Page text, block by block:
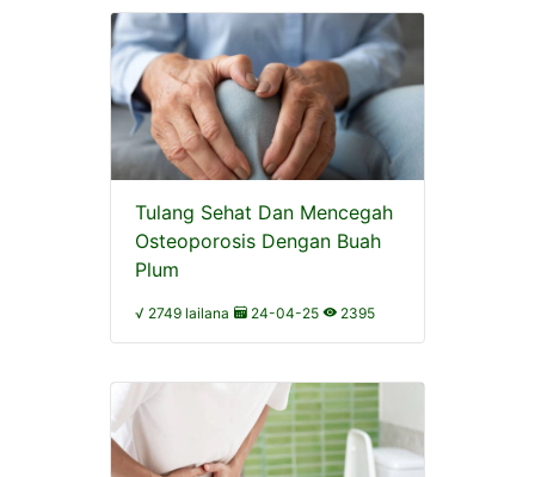
Tulang Sehat Dan Mencegah
Osteoporosis Dengan Buah
Plum
√ 2749 lailana 24-04-25 2395